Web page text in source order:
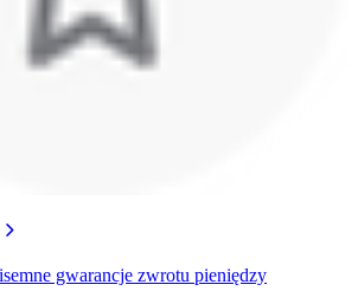
gwarancje zwrotu pieniędzy